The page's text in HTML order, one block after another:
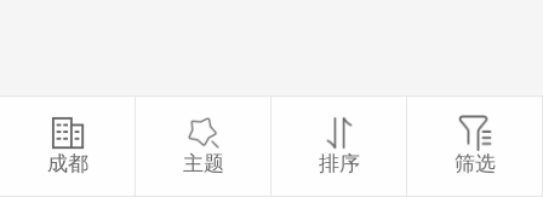
成都 主题 排序 筛选